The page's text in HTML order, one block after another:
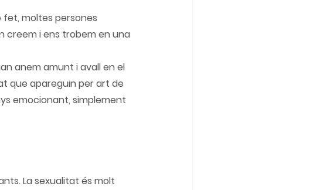
fet, moltes persones
creem i ens trobem en una
anem amunt i avall en el
que apareguin per art de
emocionant, simplement
La sexualitat és molt